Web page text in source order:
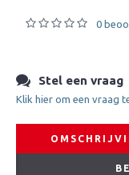
0
Stel een vraag
Klik hier om een vraag